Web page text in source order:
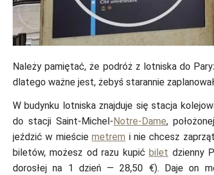
Należy pamiętać, że podróż z lotniska do
dlatego ważne jest, żebyś starannie
W budynku lotniska znajduje się stacja
do stacji Saint-Michel- Notre-Dame,
jeździć w mieściemetrem i nie chcesz
biletów, możesz od razu kupić bilet dzienny
dorosłej na 1 dzień — 28,50 €). Daje on